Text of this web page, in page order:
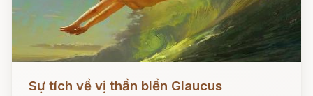
Sự tích về vị thần biển Glaucus